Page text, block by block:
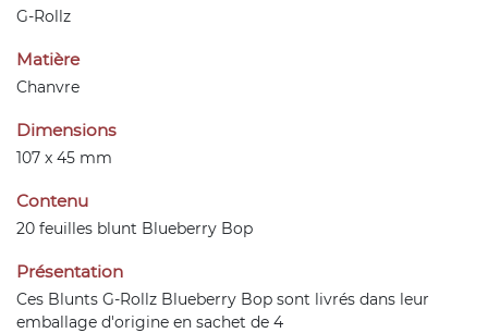
G-Rollz
Matière
Chanvre
Dimensions
107 x 45 mm
Contenu
20 feuilles blunt Blueberry Bop
Présentation
Ces Blunts G-Rollz Blueberry Bop sont livrés dans leur
emballage d'origine en sachet de 4